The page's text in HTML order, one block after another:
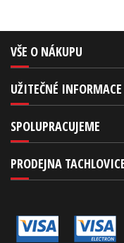
VŠE O NÁKUPU
UŽITEČNÉ INFORMACE
SPOLUPRACUJEME
PRODEJNA